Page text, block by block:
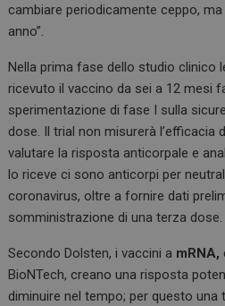
cambiare periodicamente ceppo,
anno”.
Nella prima fase dello studio clinico
ricevuto il vaccino da sei a 12 mesi
sperimentazione di fase I sulla
dose. Il trial non misurerà l’efficacia
valutare la risposta anticorpale e
lo riceve ci sono anticorpi per
coronavirus, oltre a fornire dati
somministrazione di una terza dose.
Secondo Dolsten, i vaccini a mRNA,
BioNTech, creano una risposta
diminuire nel tempo; per questo una